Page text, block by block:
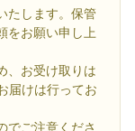
たします。保管
をお願い申し上
、お受け取りは
届けは行ってお
でご注意くださ